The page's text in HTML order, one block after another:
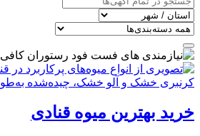
خرید بهترین میوه قنادی